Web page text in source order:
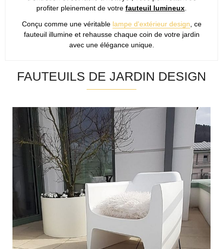
profiter pleinement de votre fauteuil lumineux
Conçu comme une véritable lampe d'extérieur design , ce
fauteuil illumine et rehausse chaque coin de votre jardin
avec une élégance unique.
FAUTEUILS DE JARDIN DESIGN